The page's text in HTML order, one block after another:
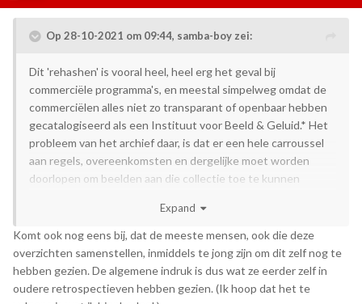
Op 28-10-2021 om 09:44, samba-boy zei:
Dit 'rehashen' is vooral heel, heel erg het geval bij
commerciële programma's, en meestal simpelweg omdat de
commerciëlen alles niet zo transparant of openbaar hebben
gecatalogiseerd als een Instituut voor Beeld & Geluid.* Het
probleem van het archief daar, is dat er een hele carroussel
aan regels, overeenkomsten en dergelijke moet worden
doorlopen om beelden aan die collectie toe te kunnen
Tegelijkertijd maak ik mij meer zorgen over de privatisering
van archieven met instanties als InnArchive, waarbij de
banden overal en nergens, en op hun geheel eigen wijze
worden ingeladen en die ingeladen beelden overal en
Expand
Komt ook nog eens bij, dat de meeste mensen, ook die deze
overzichten samenstellen, inmiddels te jong zijn om dit zelf nog te
hebben gezien. De algemene indruk is dus wat ze eerder zelf in
oudere retrospectieven hebben gezien. (Ik hoop dat het te